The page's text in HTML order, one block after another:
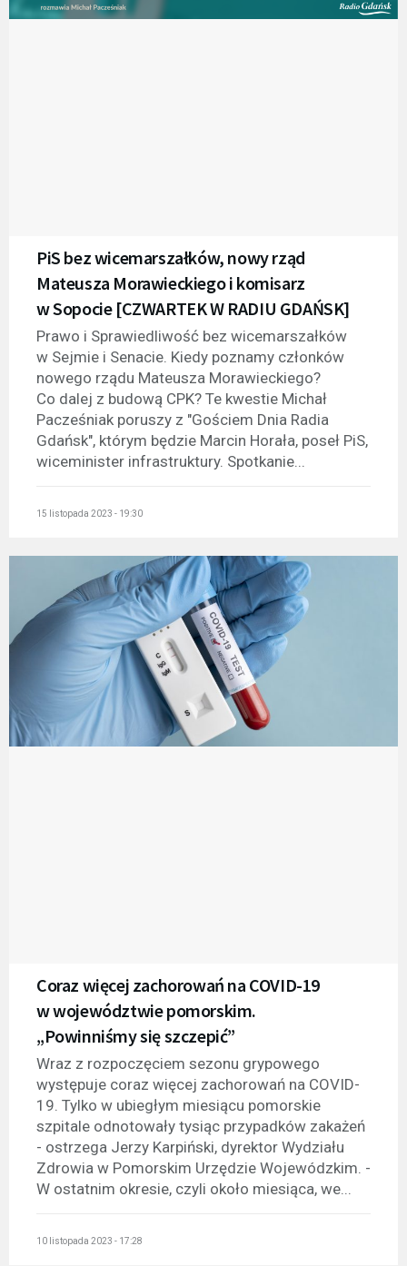
PiS bez wicemarszałków, nowy rząd
Mateusza Morawieckiego i komisarz
w Sopocie [CZWARTEK W RADIU GDAŃSK]
Prawo i Sprawiedliwość bez wicemarszałków
w Sejmie i Senacie. Kiedy poznamy członków
nowego rządu Mateusza Morawieckiego?
Co dalej z budową CPK? Te kwestie Michał
Pacześniak poruszy z "Gościem Dnia Radia
Gdańsk", którym będzie Marcin Horała, poseł PiS,
wiceminister infrastruktury. Spotkanie...
15 listopada 2023 - 19:30
Coraz więcej zachorowań na COVID-19
w województwie pomorskim.
„Powinniśmy się szczepić”
Wraz z rozpoczęciem sezonu grypowego
występuje coraz więcej zachorowań na COVID-
19. Tylko w ubiegłym miesiącu pomorskie
szpitale odnotowały tysiąc przypadków zakażeń
- ostrzega Jerzy Karpiński, dyrektor Wydziału
Zdrowia w Pomorskim Urzędzie Wojewódzkim. -
W ostatnim okresie, czyli około miesiąca, we...
10 listopada 2023 - 17:28